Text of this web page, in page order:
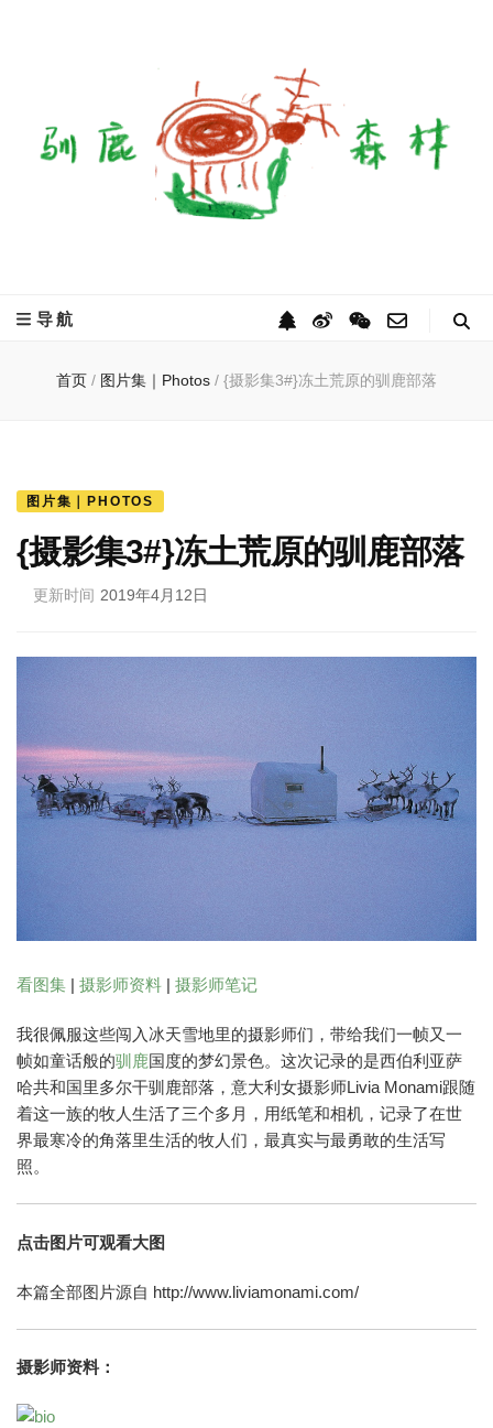
导航
首页 / 图片集｜Photos / {摄影集3#}冻土荒原的驯鹿部落
图片集｜PHOTOS
{摄影集3#}冻土荒原的驯鹿部落
更新时间 2019年4月12日
看图集 | 摄影师资料 | 摄影师笔记
我很佩服这些闯入冰天雪地里的摄影师们，带给我们一帧又一
帧如童话般的驯鹿国度的梦幻景色。这次记录的是西伯利亚萨
哈共和国里多尔干驯鹿部落，意大利女摄影师Livia Monami跟随
着这一族的牧人生活了三个多月，用纸笔和相机，记录了在世
界最寒冷的角落里生活的牧人们，最真实与最勇敢的生活写
照。
点击图片可观看大图
本篇全部图片源自 http://www.liviamonami.com/
摄影师资料：